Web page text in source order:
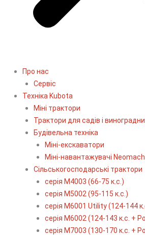
Про нас
Сервіс
Технiка Kubota
Міні трактори
Трактори для садів і
Будівельна техніка
Міні-екскаватори
Міні-навантажувачі
Сільськогосподарські трактори
серія М4003 (66-75 к.с.)
серія М5002 (95-115 к.с.)
серія M6001 Utility (124-144
серія М6002 (124-143 к.с. +
серія М7003 (130-170 к.с. +